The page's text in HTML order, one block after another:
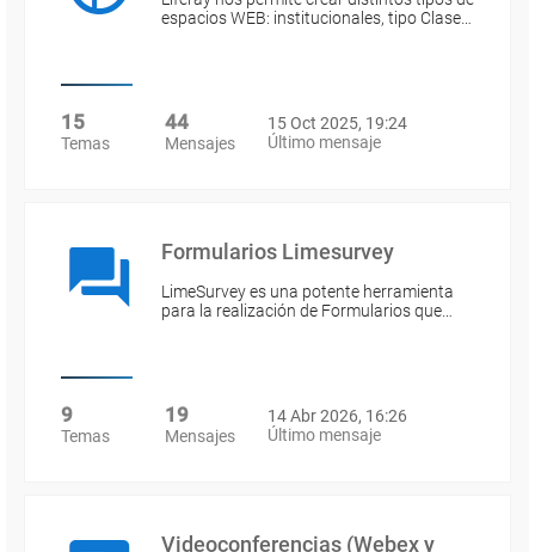
espacios WEB: institucionales, tipo Clase…
15
Temas
44
Mensajes
15 Oct 2025, 19:24
Último mensaje
Formularios Limesurvey
LimeSurvey es una potente herramienta
para la realización de Formularios que…
9
Temas
19
Mensajes
14 Abr 2026, 16:26
Último mensaje
Videoconferencias (Webex y